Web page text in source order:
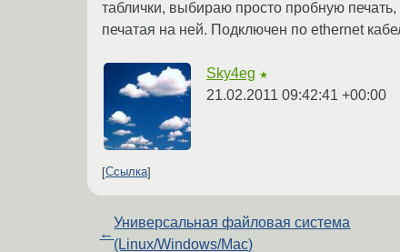
таблички, выбираю просто пробную
печатая на ней. Подключен по ethernet
Sky4eg ★
21.02.2011 09:42:41 +00:00
Ссылка
←
Универсальная файловая система
(Linux/Windows/Mac)